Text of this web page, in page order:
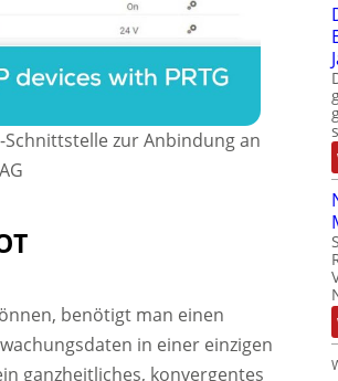
Schnittstelle zur Anbindung an
benötigt man einen
in einer einzigen
ganzheitliches, konvergentes